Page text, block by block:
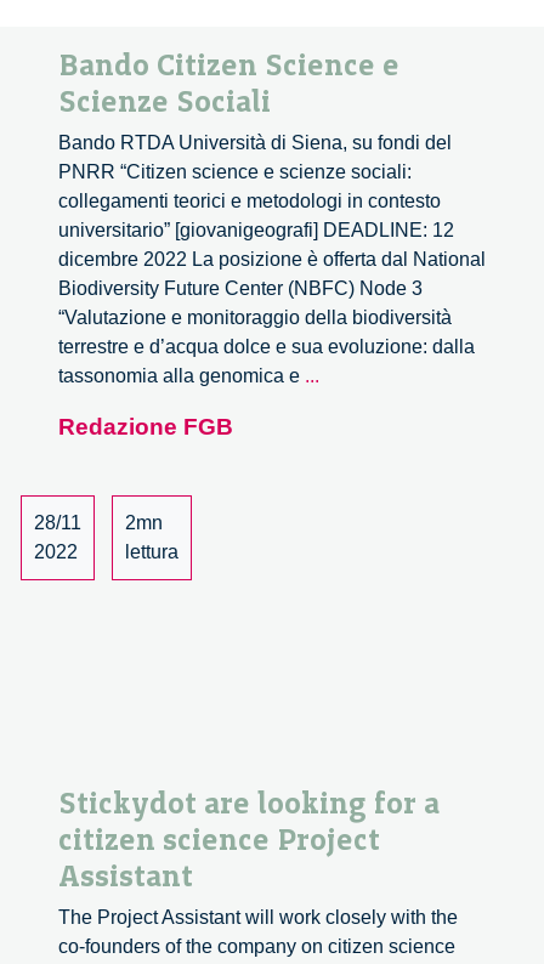
Bando Citizen Science e
Scienze Sociali
Bando RTDA Università di Siena, su fondi del
PNRR “Citizen science e scienze sociali:
collegamenti teorici e metodologi in contesto
universitario” [giovanigeografi] DEADLINE: 12
dicembre 2022 La posizione è offerta dal National
Biodiversity Future Center (NBFC) Node 3
“Valutazione e monitoraggio della biodiversità
terrestre e d’acqua dolce e sua evoluzione: dalla
tassonomia alla genomica e ...
Redazione FGB
28/11
2022
2mn
lettura
Stickydot are looking for a
citizen science Project
Assistant
The Project Assistant will work closely with the
co-founders of the company on citizen science